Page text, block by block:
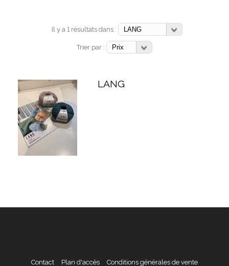
Il y a 1 résultats dans :
Trier par :
LANG
Contact Plan d'accès Conditions générales de vente